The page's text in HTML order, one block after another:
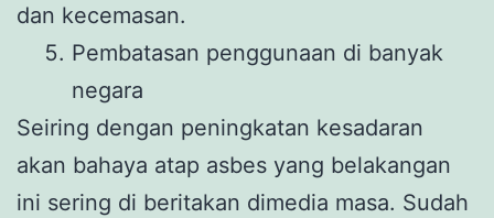
dan kecemasan.
Pembatasan penggunaan di banyak
negara
Seiring dengan peningkatan kesadaran
akan bahaya atap asbes yang belakangan
ini sering di beritakan dimedia masa. Sudah